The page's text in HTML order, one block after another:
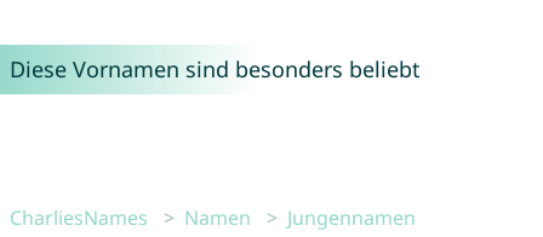
Diese Vornamen sind besonders beliebt
CharliesNames Namen
Jungennamen